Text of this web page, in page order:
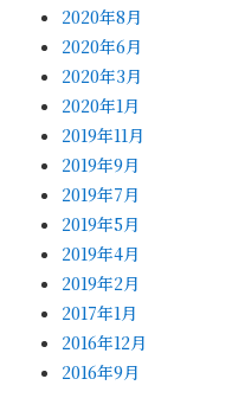
2020年8月
2020年6月
2020年3月
2020年1月
2019年11月
2019年9月
2019年7月
2019年5月
2019年4月
2019年2月
2017年1月
2016年12月
2016年9月